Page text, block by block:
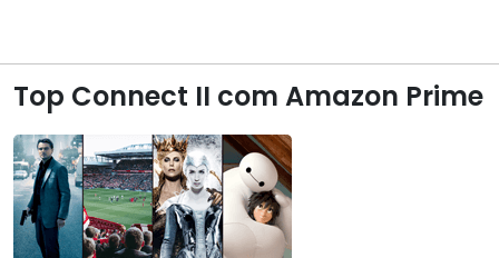
Top Connect II com Amazon Prime